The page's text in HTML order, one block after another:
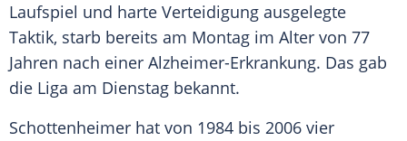
Laufspiel und harte Verteidigung ausgelegte
Taktik, starb bereits am Montag im Alter von 77
Jahren nach einer Alzheimer-Erkrankung. Das gab
die Liga am Dienstag bekannt.
Schottenheimer hat von 1984 bis 2006 vier